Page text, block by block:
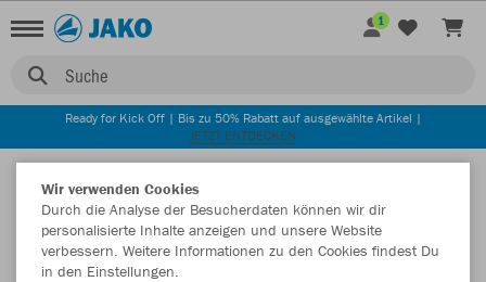
Suche
1
Ready for Kick Off | Bis zu 50% Rabatt auf ausgewählte Artikel |
JETZT ENTDECKEN
Wir verwenden Cookies
Durch die Analyse der Besucherdaten können wir dir
personalisierte Inhalte anzeigen und unsere Website
verbessern. Weitere Informationen zu den Cookies findest Du
in den Einstellungen.